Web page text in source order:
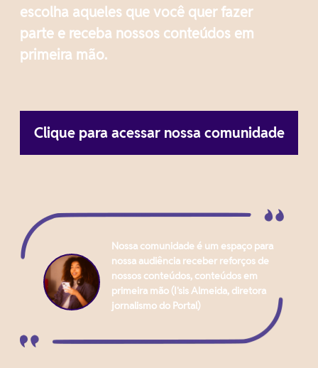
escolha aqueles que você quer fazer
parte e receba nossos conteúdos em
primeira mão.
Clique para acessar nossa comunidade
Nossa comunidade é um espaço para
nossa audiência receber reforços de
nossos conteúdos, conteúdos em
primeira mão (I'sis Almeida, diretora
jornalismo do Portal)